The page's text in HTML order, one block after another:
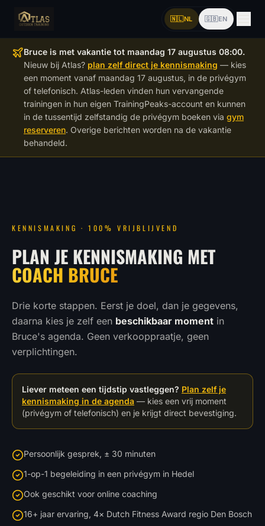
🇳🇱NL 🇬🇧 EN
Bruce is met vakantie tot maandag 17 augustus 08:00.
Nieuw bij Atlas? plan zelf direct je kennismaking — kies
een moment vanaf maandag 17 augustus, in de privégym
of telefonisch. Atlas-leden vinden hun vervangende
trainingen in hun eigen TrainingPeaks-account en kunnen
in de tussentijd zelfstandig de privégym boeken via gym
reserveren. Overige berichten worden na de vakantie
behandeld.
KENNISMAKING · 100% VRIJBLIJVEND
PLAN JE KENNISMAKING MET
COACH BRUCE
Drie korte stappen. Eerst je doel, dan je gegevens,
daarna kies je zelf een beschikbaar moment in
Bruce's agenda. Geen verkooppraatje, geen
verplichtingen.
Liever meteen een tijdstip vastleggen? Plan zelf je
kennismaking in de agenda — kies een vrij moment
(privégym of telefonisch) en je krijgt direct bevestiging.
Persoonlijk gesprek, ± 30 minuten
1-op-1 begeleiding in een privégym in Hedel
Ook geschikt voor online coaching
16+ jaar ervaring, 4× Dutch Fitness Award regio Den Bosch